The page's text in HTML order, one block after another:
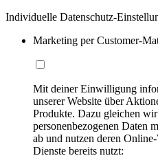
Individuelle Datenschutz-
Marketing per Customer-
Mit deiner Einwilligung
unserer Website über
Produkte. Dazu gleichen
personenbezogenen Daten
ab und nutzen deren
Dienste bereits nutzt: